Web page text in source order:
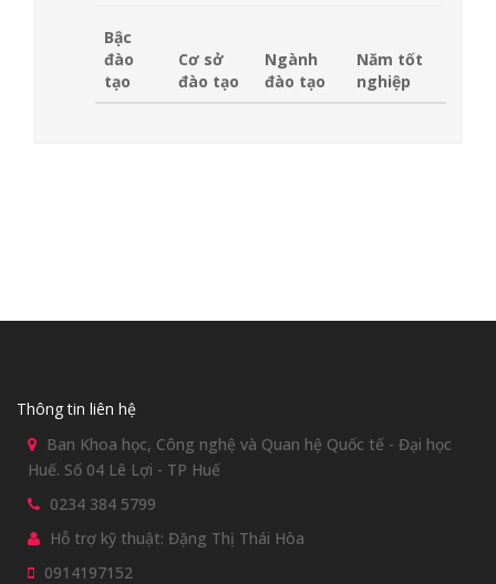
Bậc
đào
tạo
Cơ sở
đào tạo
Ngành
đào tạo
Năm tốt
nghiệp
Thông tin liên hệ
Ban Khoa học, Công nghệ và Quan hệ Quốc tế - Đại học
Huế. Số 04 Lê Lợi - TP Huế
0234 384 5799
Hỗ trợ kỹ thuật: Đặng Thị Thái Hòa
0914197152